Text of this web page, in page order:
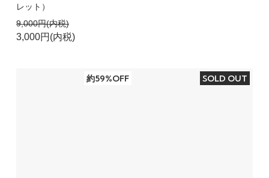
レット）
9,000円(内税)
3,000円(内税)
約59%OFF SOLD OUT